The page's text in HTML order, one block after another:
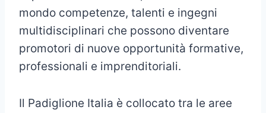
mondo competenze, talenti e ingegni
multidisciplinari che possono diventare
promotori di nuove opportunità formative,
professionali e imprenditoriali.
Il Padiglione Italia è collocato tra le aree